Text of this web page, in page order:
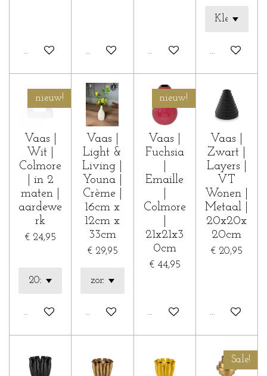
In winkelwagenIn winkelwagenIn winkelwagenIn
nieuw!
Vaas |
Wit |
Colmore
| in 2
maten |
aardewe
rk
€ 24,95
In winkelwagen
Vaas |
Light &
Living |
Youna |
Crème |
16cm x
12cm x
33cm
€ 29,95
In winkelwagen
nieuw!
Vaas |
Fuchsia
Emaille
Colmore
21x21x3
0cm
€ 44,95
In winkelwagen
Vaas |
Zwart |
Layers |
VT
Wonen |
Metaal |
20x20x
20cm
€ 20,95
In
Sale!